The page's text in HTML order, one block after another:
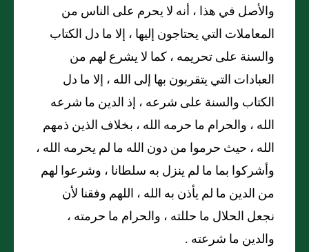
والأصل في هذا ، أنه لا يحرم على الناس من
المعاملات التي يحتاجون إليها ، إلا ما دل الكتاب
والسنة على تحريمه ، كما لا يشرع لهم من
العبادات التي يتقربون بها إلى الله ، إلا ما دل
الكتاب والسنة على شرعه ، إذ الدين ما شرعه
الله ، والحرام ما حرمه الله ، بخلاف الذين ذمهم
الله ، حيث حرموا من دون الله ما لم يحرمه الله ،
وأشركوا بما ما لم ينزل به سلطانا ، وشرعوا لهم
من الدين ما لم يأذن به الله ، اللهم وفقنا لأن
نجعل الحلال ما حللته ، والحرام ما حرمته ،
والدين ما شرعته .